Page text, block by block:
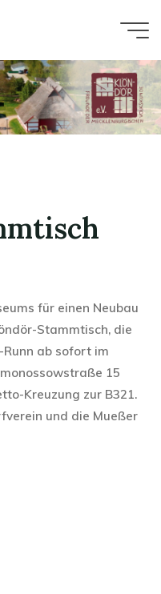
für einen Neubau
Stammtisch, die
ab sofort im
15
Kreuzung zur B321.
und die Mueßer